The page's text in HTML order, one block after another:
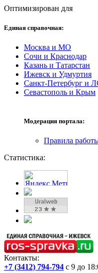
Оптимизирован для
Единая справочная:
Москва и МО
Сочи и Краснодар
Казань и Татарстан
Ижевск и Удмуртия
Санкт-Петербург и
Севастополь и Крым
Модерация портала:
Правила
Статистика:
Контакты:
+7 (3412) 794-794 с 9 до